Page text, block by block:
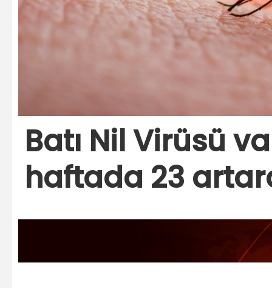
Batı Nil Virüsü
haftada 23